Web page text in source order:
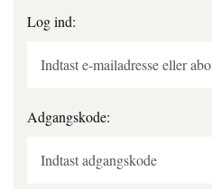
Log ind:
Adgangskode: